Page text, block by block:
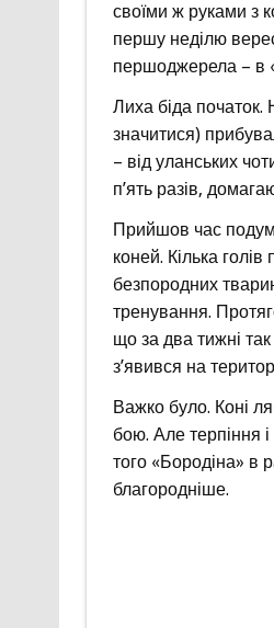
своїми ж руками з
першу неділю
першоджерела – в
Лиха біда початок.
значитися)
– від уланських
п’ять разів,
Прийшов час
коней. Кілька
безпородних
тренування.
що за два тижні
з’явився на
Важко було. Коні
бою. Але терпіння
того «Бородіна» в
благородніше.